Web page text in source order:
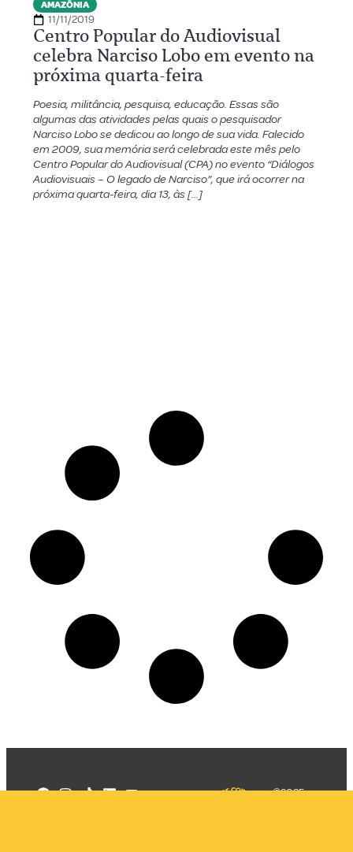
AMAZÔNIA
11/11/2019
Centro Popular do Audiovisual
celebra Narciso Lobo em evento na
próxima quarta-feira
Poesia, militância, pesquisa, educação. Essas são
algumas das atividades pelas quais o pesquisador
Narciso Lobo se dedicou ao longo de sua vida. Falecido
em 2009, sua memória será celebrada este mês pelo
Centro Popular do Audiovisual (CPA) no evento “Diálogos
Audiovisuais – O legado de Narciso”, que irá ocorrer na
próxima quarta-feira, dia 13, às […]
©2025